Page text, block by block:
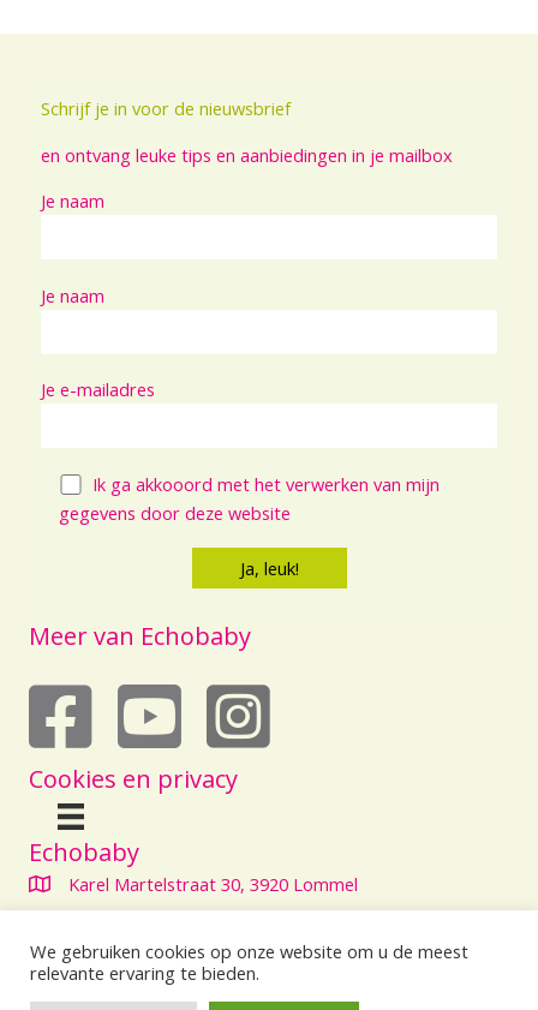
Schrijf je in voor de nieuwsbrief
en ontvang leuke tips en aanbiedingen in je mailbox
Je naam
Je naam
Je e-mailadres
Ik ga akkooord met het verwerken van mijn
gegevens door deze website
Meer van Echobaby
echobaby op youtube
Cookies en privacy
Echobaby
Karel Martelstraat 30, 3920 Lommel
info@echobaby.be
We gebruiken cookies op onze website om u de meest
relevante ervaring te bieden.